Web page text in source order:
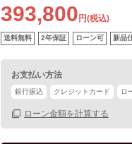
393,800 円(税込)
送料無料 2年保証 ローン可 新品
お支払い方法
銀行振込 クレジットカード ロ
ローン金額を計算する